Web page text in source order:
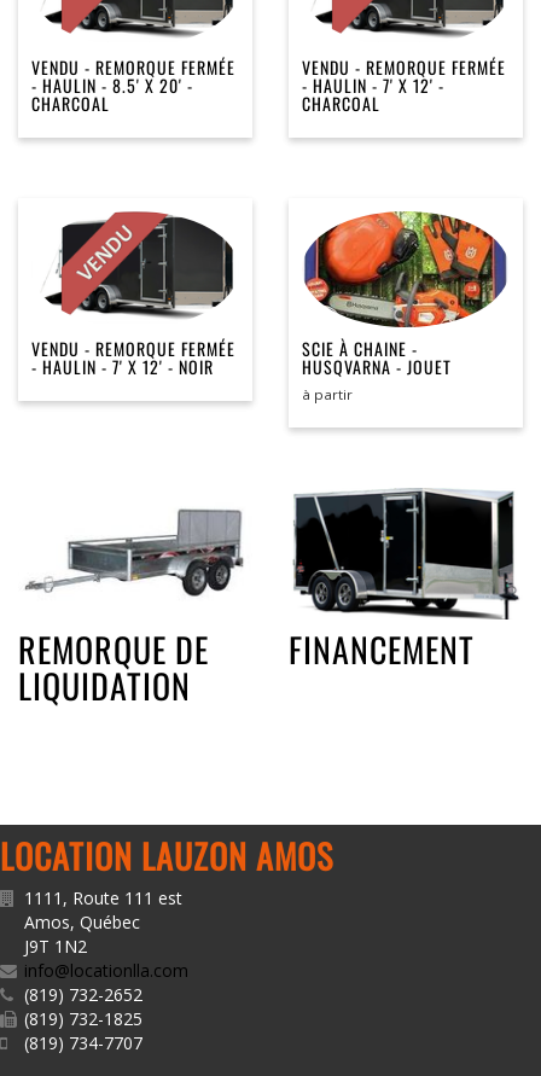
VENDU - REMORQUE FERMÉE
- HAULIN - 8.5' X 20' -
CHARCOAL
VENDU - REMORQUE FERMÉE
- HAULIN - 7' X 12' -
CHARCOAL
VENDU - REMORQUE FERMÉE
- HAULIN - 7' X 12' - NOIR
SCIE À CHAINE -
HUSQVARNA - JOUET
à partir
REMORQUE DE
LIQUIDATION
FINANCEMENT
LOCATION LAUZON AMOS
1111, Route 111 est
Amos, Québec
J9T 1N2
info@locationlla.com
(819) 732-2652
(819) 732-1825
(819) 734-7707